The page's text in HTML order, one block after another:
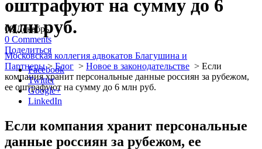
оштрафуют на сумму до 6
млн руб.
Московская коллегия адвокатов Благушина и
Партнеры>Блог > Новое в законодательстве > Если
компания хранит персональные данные россиян за рубежом,
ее оштрафуют на сумму до 6 млн руб.
08 Декабрь
0 Comments
Поделиться
Facebook
Twitter
Google+
LinkedIn
Если компания хранит персональные
данные россиян за рубежом, ее